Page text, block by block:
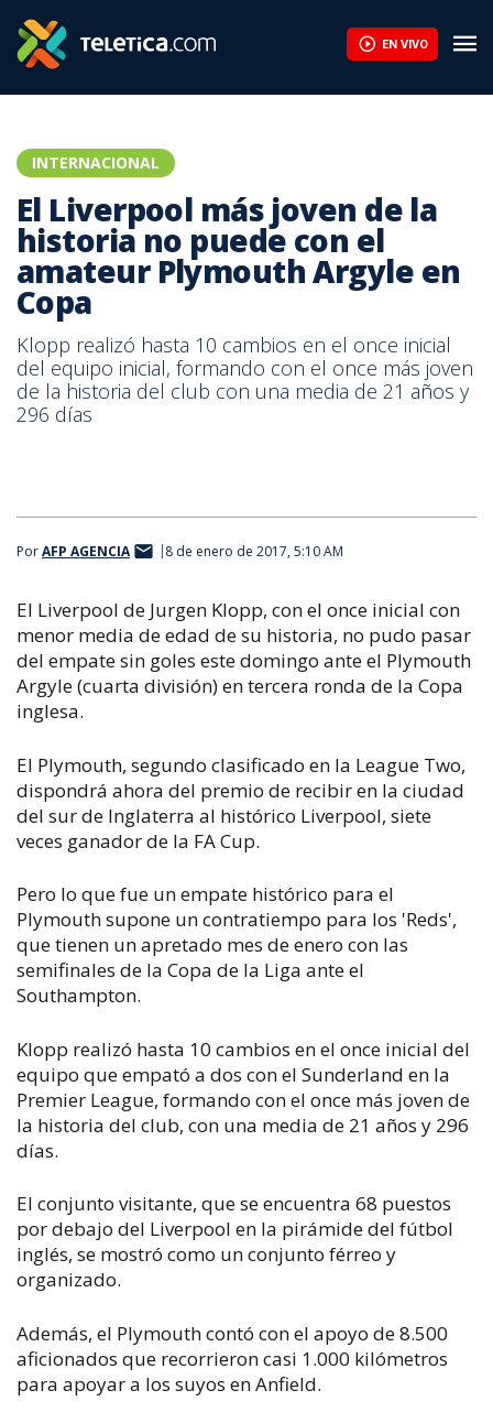
EN VIVO
INTERNACIONAL
El Liverpool más joven de la
historia no puede con el
amateur Plymouth Argyle en
Copa
Klopp realizó hasta 10 cambios en el once inicial
del equipo inicial, formando con el once más joven
de la historia del club con una media de 21 años y
296 días
PorAFP AGENCIA 8 de enero de 2017, 5:10 AM
El Liverpool de Jurgen Klopp, con el once inicial con
menor media de edad de su historia, no pudo pasar
del empate sin goles este domingo ante el Plymouth
Argyle (cuarta división) en tercera ronda de la Copa
inglesa.
El Plymouth, segundo clasificado en la League Two,
dispondrá ahora del premio de recibir en la ciudad
del sur de Inglaterra al histórico Liverpool, siete
veces ganador de la FA Cup.
Pero lo que fue un empate histórico para el
Plymouth supone un contratiempo para los 'Reds',
que tienen un apretado mes de enero con las
semifinales de la Copa de la Liga ante el
Southampton.
Klopp realizó hasta 10 cambios en el once inicial del
equipo que empató a dos con el Sunderland en la
Premier League, formando con el once más joven de
la historia del club, con una media de 21 años y 296
días.
El conjunto visitante, que se encuentra 68 puestos
por debajo del Liverpool en la pirámide del fútbol
inglés, se mostró como un conjunto férreo y
organizado.
Además, el Plymouth contó con el apoyo de 8.500
aficionados que recorrieron casi 1.000 kilómetros
para apoyar a los suyos en Anfield.